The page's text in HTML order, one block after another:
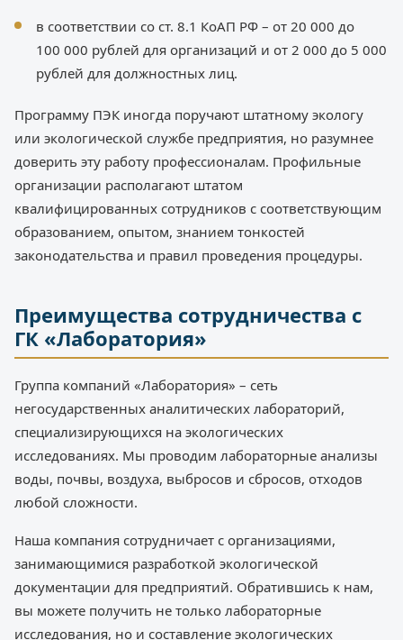
в соответствии со ст. 8.1 КоАП РФ – от 20 000 до
100 000 рублей для организаций и от 2 000 до 5 000
рублей для должностных лиц.
Программу ПЭК иногда поручают штатному экологу
или экологической службе предприятия, но разумнее
доверить эту работу профессионалам. Профильные
организации располагают штатом
квалифицированных сотрудников с соответствующим
образованием, опытом, знанием тонкостей
законодательства и правил проведения процедуры.
Преимущества сотрудничества с
ГК «Лаборатория»
Группа компаний «Лаборатория» – сеть
негосударственных аналитических лабораторий,
специализирующихся на экологических
исследованиях. Мы проводим лабораторные анализы
воды, почвы, воздуха, выбросов и сбросов, отходов
любой сложности.
Наша компания сотрудничает с организациями,
занимающимися разработкой экологической
документации для предприятий. Обратившись к нам,
вы можете получить не только лабораторные
исследования, но и составление экологических